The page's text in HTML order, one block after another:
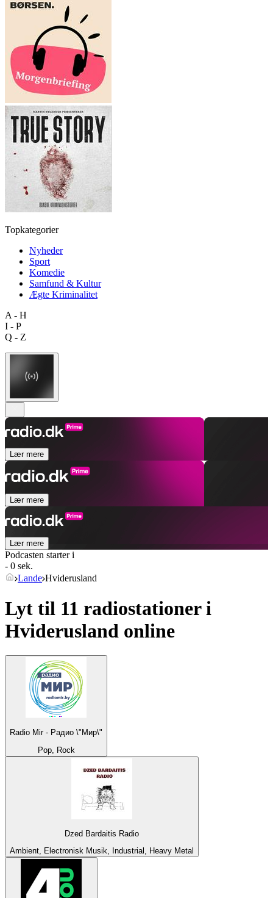
Topkategorier
Nyheder
Sport
Komedie
Samfund & Kultur
Ægte Kriminalitet
A - H
I - P
Q - Z
Lær mere
Lær mere
Lær mere
Podcasten starter i
- 0 sek.
Lande Hviderusland
Lyt til 11 radiostationer i
Hviderusland online
Radio Mir - Радио \"Мир\"
Pop, Rock
Dzed Bardaitis Radio
Ambient, Electronisk Musik, Industrial, Heavy Metal